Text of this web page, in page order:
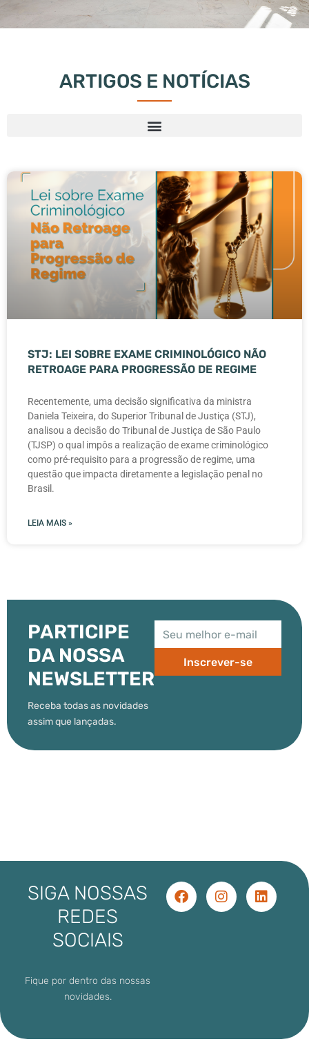
ARTIGOS E NOTÍCIAS
STJ: LEI SOBRE EXAME CRIMINOLÓGICO NÃO
RETROAGE PARA PROGRESSÃO DE REGIME
Recentemente, uma decisão significativa da ministra
Daniela Teixeira, do Superior Tribunal de Justiça (STJ),
analisou a decisão do Tribunal de Justiça de São Paulo
(TJSP) o qual impôs a realização de exame criminológico
como pré-requisito para a progressão de regime, uma
questão que impacta diretamente a legislação penal no
Brasil.
LEIA MAIS »
PARTICIPE
DA NOSSA
NEWSLETTER
Receba todas as novidades
assim que lançadas.
Inscrever-se
SIGA NOSSAS
REDES
SOCIAIS
Fique por dentro das nossas
novidades.